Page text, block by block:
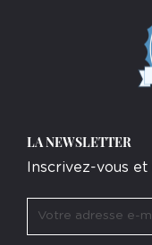
LA NEWSLETTER
Inscrivez-vous et